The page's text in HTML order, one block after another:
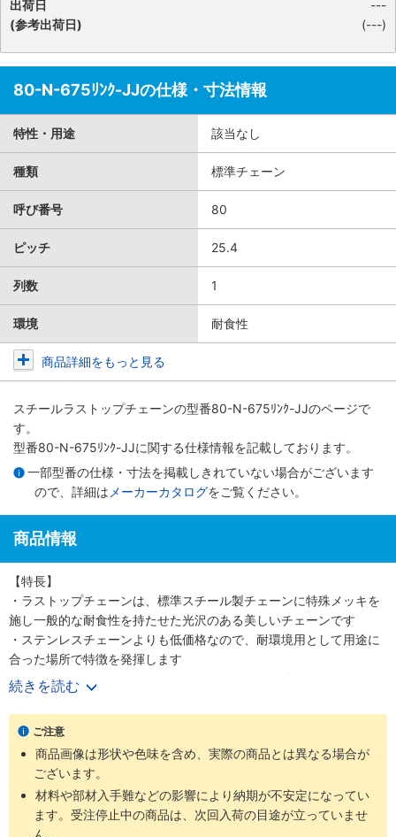
出荷日
(参考出荷日)
---
(---)
80-N-675ﾘﾝｸ-JJの仕様・寸法情報
特性・用途 該当なし
種類 標準チェーン
呼び番号 80
ピッチ 25.4
列数 1
環境 耐食性
商品詳細をもっと見る
スチールラストップチェーンの型番80-N-675ﾘﾝｸ-JJのページで
す。
型番80-N-675ﾘﾝｸ-JJに関する仕様情報を記載しております。
一部型番の仕様・寸法を掲載しきれていない場合がございます
ので、詳細は メーカーカタログをご覧ください。
商品情報
【特長】
・ラストップチェーンは、標準スチール製チェーンに特殊メッキを
施し一般的な耐食性を持たせた光沢のある美しいチェーンです
・ステンレスチェーンよりも低価格なので、耐環境用として用途に
合った場所で特徴を発揮します
・引張強さについてはステンレスチェーンよりも強いです
【用途】
・ラストップチェーンはほとんどのローラチェーン、ニバイピッチ
等のアタッチメント付チェーンにも適用可能です
・耐環境用として軽い腐食環境にさらされる屋外使用に最適です
続きを読む
ご注意
商品画像は形状や色味を含め、実際の商品とは異なる場合が
ございます。
材料や部材入手難などの影響により納期が不安定になってい
ます。受注停止中の商品は、次回入荷の目途が立っていませ
ん。